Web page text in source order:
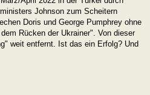
Johnson zum Scheitern
Doris und George Pumphrey ohne
Rücken der Ukrainer". Von dieser
weit entfernt. Ist das ein Erfolg? Und